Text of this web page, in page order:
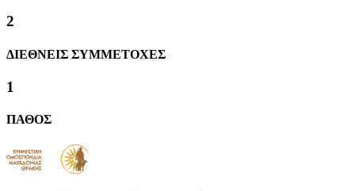
2
ΔΙΕΘΝΕΙΣ ΣΥΜΜΕΤΟΧΕΣ
1
ΠΑΘΟΣ